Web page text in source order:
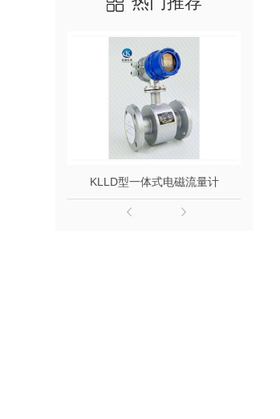
KLLD型一体式电磁流量计